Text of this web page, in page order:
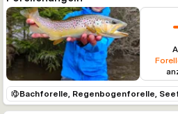
Bachforelle, Regenbogenforelle,